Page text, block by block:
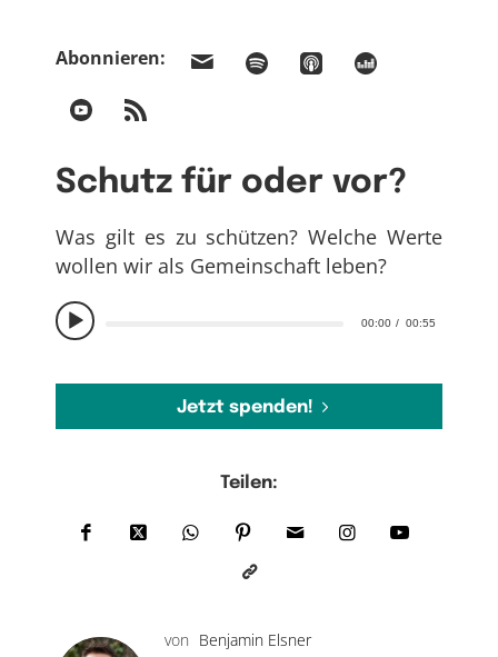
Abonnieren:
Schutz für oder vor?
00:00 00:55
Was gilt es zu schützen? Welche Werte
wollen wir als Gemeinschaft leben?
Jetzt spenden!
Teilen:
von Benjamin Elsner